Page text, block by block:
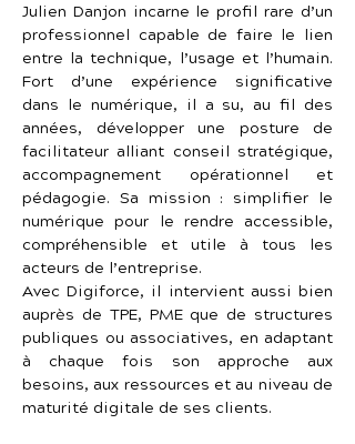
Julien Danjon incarne le profil rare d’un
professionnel capable de faire le lien
entre la technique, l’usage et l’humain.
Fort d’une expérience significative
dans le numérique, il a su, au fil des
années, développer une posture de
facilitateur alliant conseil stratégique,
accompagnement opérationnel et
pédagogie. Sa mission : simplifier le
numérique pour le rendre accessible,
compréhensible et utile à tous les
acteurs de l’entreprise.
Avec Digiforce, il intervient aussi bien
auprès de TPE, PME que de structures
publiques ou associatives, en adaptant
à chaque fois son approche aux
besoins, aux ressources et au niveau de
maturité digitale de ses clients.